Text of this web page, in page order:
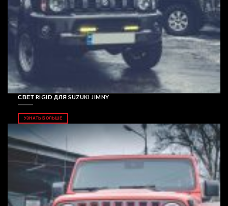
СВЕТ RIGID ДЛЯ SUZUKI JIMNY
УЗНАТЬ БОЛЬШЕ